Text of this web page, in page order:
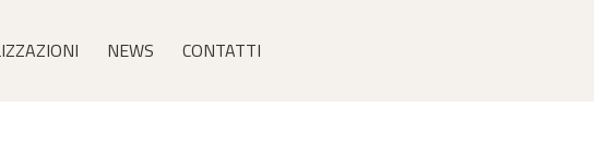
NEWS CONTATTI